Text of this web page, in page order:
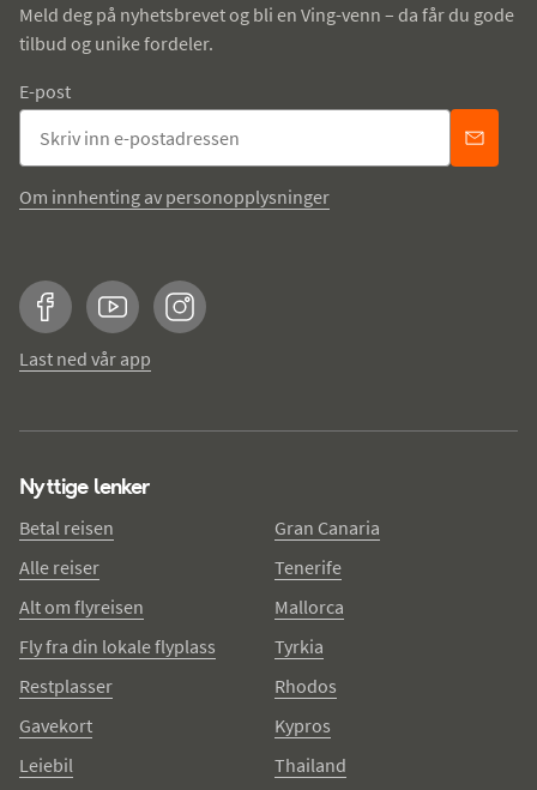
Meld deg på nyhetsbrevet og bli en Ving-venn – da får du gode
tilbud og unike fordeler.
E-post
Om innhenting av personopplysninger
FacebookYouTubeInstagram
Last ned vår app
Nyttige lenker
Betal reisen
Alle reiser
Alt om flyreisen
Fly fra din lokale flyplass
Restplasser
Gavekort
Leiebil
Gran Canaria
Tenerife
Mallorca
Tyrkia
Rhodos
Kypros
Thailand